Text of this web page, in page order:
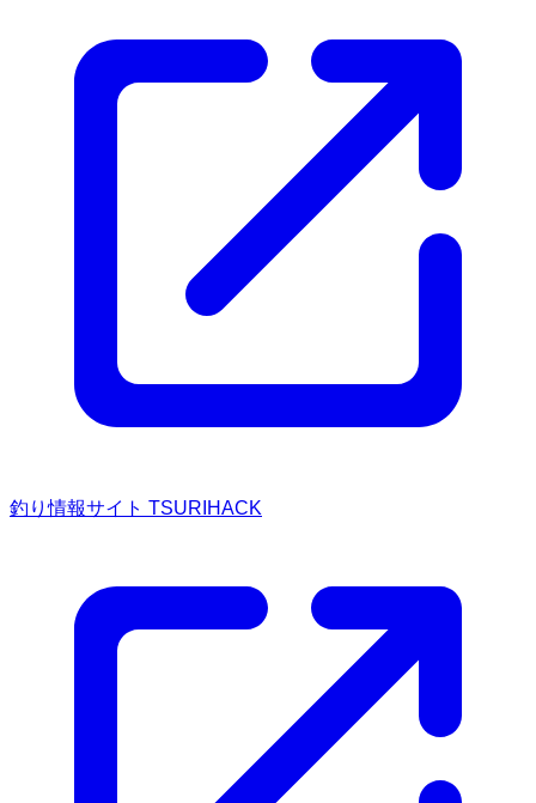
釣り情報サイト TSURIHACK